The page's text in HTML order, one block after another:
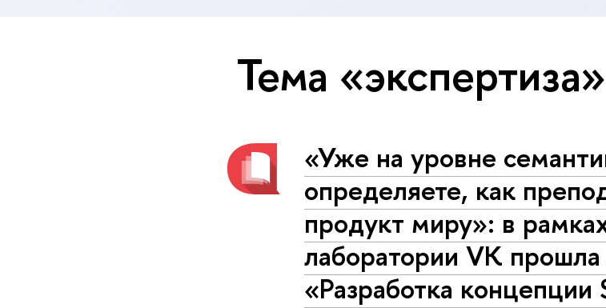
Тема «экспертиза»
«Уже на уровне
определяете, как
продукт миру»: в
лаборатории VK
«Разработка концепции